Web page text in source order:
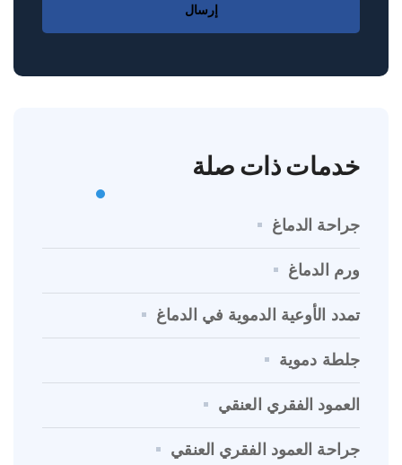
إرسال
خدمات ذات صلة
جراحة الدماغ
ورم الدماغ
تمدد الأوعية الدموية في الدماغ
جلطة دموية
العمود الفقري العنقي
جراحة العمود الفقري العنقي